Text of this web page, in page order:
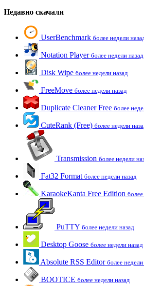
Недавно скачали
UserBenchmark более недели
Notation Player более недели назад
Disk Wipe более недели назад
FreeMove более недели назад
Duplicate Cleaner Free более
CuteRank (Free) более недели
Transmission более недели
Fat32 Format более недели назад
KaraokeKanta Free Edition
PuTTY более недели назад
Desktop Goose более недели назад
Absolute RSS Editor более недели
BOOTICE более недели назад